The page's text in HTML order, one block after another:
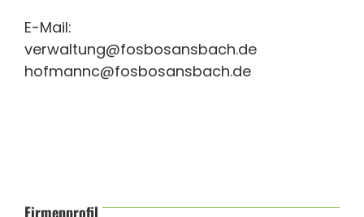
E-Mail:
verwaltung@fosbosansbach.de
hofmannc@fosbosansbach.de
Firmenprofil